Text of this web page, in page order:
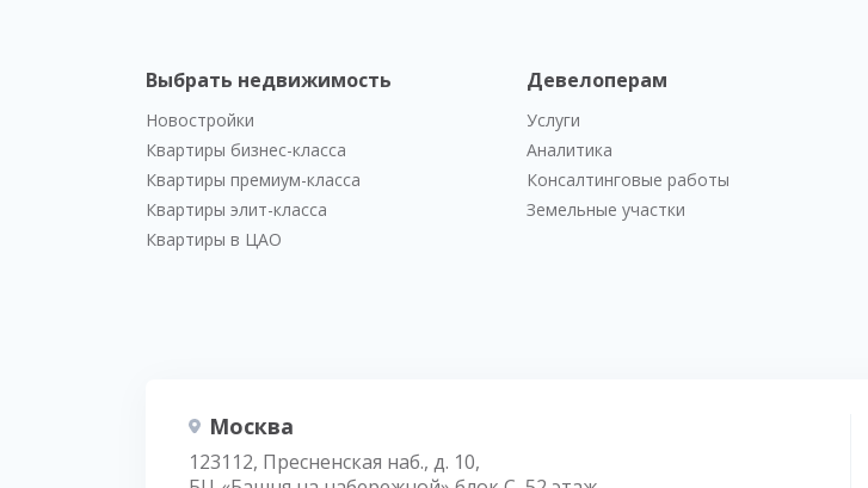
Выбрать недвижимость
Новостройки
Квартиры бизнес-класса
Квартиры премиум-класса
Квартиры элит-класса
Квартиры в ЦАО
Девелоперам
Услуги
Аналитика
Консалтинговые работы
Земельные участки
Москва
123112, Пресненская наб., д. 10,